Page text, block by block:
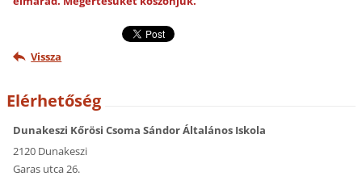
Vissza
Elérhetőség
Dunakeszi Kőrösi Csoma Sándor Általános Iskola
2120 Dunakeszi
Garas utca 26.